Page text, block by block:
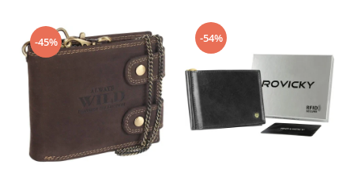
-45% -54%